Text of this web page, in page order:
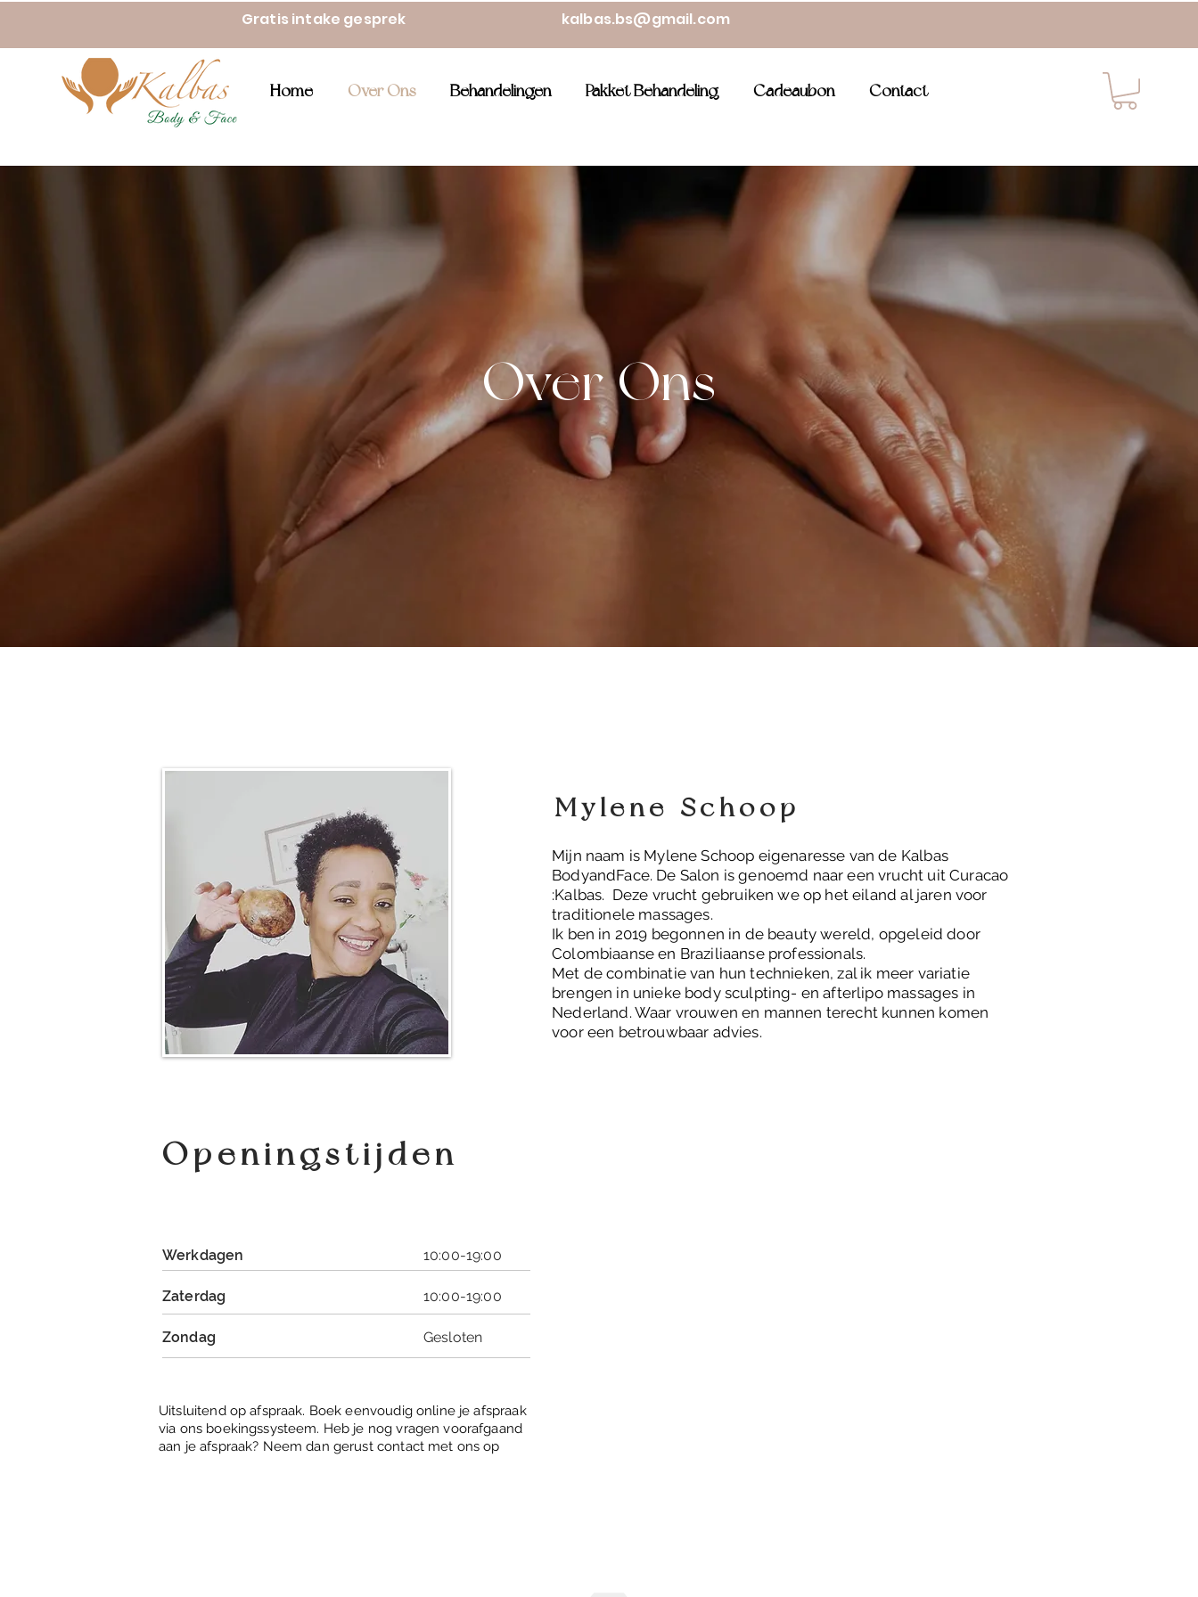
Gratis intake gesprek kalbas.bs@gmail.com
Home Over Ons Behandelingen Pakket Behandeling Cadeaubon Contact
Over Ons
Mylene Schoop
Mijn naam is Mylene Schoop eigenaresse van de Kalbas
BodyandFace. De Salon is genoemd naar een vrucht uit Curacao
:Kalbas. Deze vrucht gebruiken we op het eiland al jaren voor
traditionele massages.
Ik ben in 2019 begonnen in de beauty wereld, opgeleid door
Colombiaanse en Braziliaanse professionals.
Met de combinatie van hun technieken, zal ik meer variatie
brengen in unieke body sculpting- en afterlipo massages in
Nederland. Waar vrouwen en mannen terecht kunnen komen
voor een betrouwbaar advies.
10:00-19:00
10:00-19:00
Gesloten
Openingstijden
Werkdagen
Zaterdag
Zondag
Uitsluitend op afspraak. Boek eenvoudig online je afspraak
via ons boekingssysteem. Heb je nog vragen voorafgaand
aan je afspraak? Neem dan gerust contact met ons op